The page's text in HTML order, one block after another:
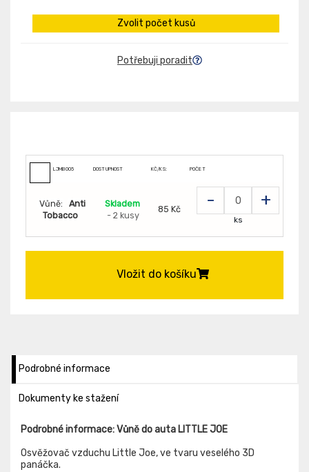
Zvolit počet kusů
Potřebuji poradit
LJMB005 DOSTUPNOST KČ/KS: POČET
Vůně:
Anti
Tobacco
Skladem
- 2 kusy
85 Kč - +
ks
Vložit do košíku
Podrobné informace
Dokumenty ke stažení
Podrobné informace: Vůně do auta LITTLE JOE
Osvěžovač vzduchu Little Joe, ve tvaru veselého 3D
panáčka.